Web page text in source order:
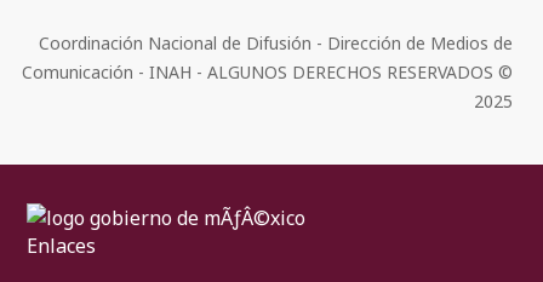
Coordinación Nacional de Difusión - Dirección de Medios de
Comunicación - INAH - ALGUNOS DERECHOS RESERVADOS ©
2025
Enlaces